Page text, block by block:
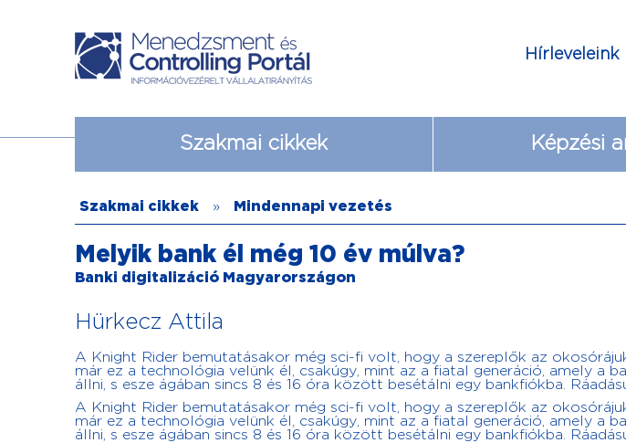
Hírleveleink
Szakmai cikkek Képzési
Szakmai cikkek » Mindennapi vezetés
Melyik bank él még 10 év múlva?
Banki digitalizáció Magyarországon
Hürkecz Attila
A Knight Rider bemutatásakor még sci-fi volt, hogy a szereplők az
már ez a technológia velünk él, csakúgy, mint az a fiatal generáció, amely a
állni, s esze ágában sincs 8 és 16 óra között besétálni egy bankfiókba.
A Knight Rider bemutatásakor még sci-fi volt, hogy a szereplők az
már ez a technológia velünk él, csakúgy, mint az a fiatal generáció, amely a
állni, s esze ágában sincs 8 és 16 óra között besétálni egy bankfiókba.